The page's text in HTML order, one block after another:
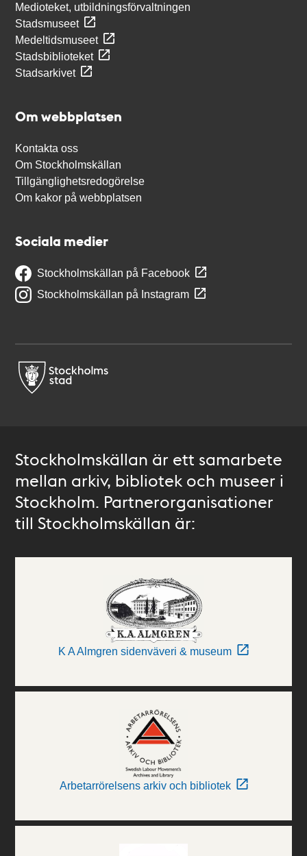
Medioteket, utbildningsförvaltningen
Stadsmuseet
Medeltidsmuseet
Stadsbiblioteket
Stadsarkivet
Om webbplatsen
Kontakta oss
Om Stockholmskällan
Tillgänglighetsredogörelse
Om kakor på webbplatsen
Sociala medier
Stockholmskällan på Facebook
Stockholmskällan på Instagram
Stockholmskällan är ett samarbete
mellan arkiv, bibliotek och museer i
Stockholm. Partnerorganisationer
till Stockholmskällan är:
K A Almgren sidenväveri & museum
Arbetarrörelsens arkiv och bibliotek